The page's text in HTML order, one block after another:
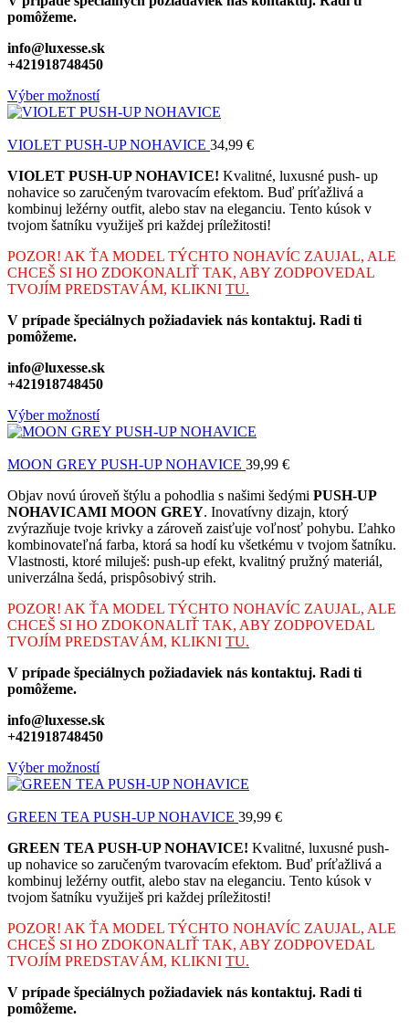
pomôžeme.
info@luxesse.sk
+421918748450
Výber možností
VIOLET PUSH-UP NOHAVICE 34,99 €
VIOLET PUSH-UP NOHAVICE! Kvalitné, luxusné push- up
nohavice so zaručeným tvarovacím efektom. Buď príťažlivá a
kombinuj ležérny outfit, alebo stav na eleganciu. Tento kúsok v
tvojom šatníku využiješ pri každej príležitosti!
POZOR! AK ŤA MODEL TÝCHTO NOHAVÍC ZAUJAL, ALE
CHCEŠ SI HO ZDOKONALIŤ TAK, ABY ZODPOVEDAL
TVOJÍM PREDSTAVÁM, KLIKNI TU.
V prípade špeciálnych požiadaviek nás kontaktuj. Radi ti
pomôžeme.
info@luxesse.sk
+421918748450
Výber možností
MOON GREY PUSH-UP NOHAVICE 39,99 €
Objav novú úroveň štýlu a pohodlia s našimi šedými PUSH-UP
NOHAVICAMI MOON GREY. Inovatívny dizajn, ktorý
zvýrazňuje tvoje krivky a zároveň zaisťuje voľnosť pohybu. Ľahko
kombinovateľná farba, ktorá sa hodí ku všetkému v tvojom šatníku.
Vlastnosti, ktoré miluješ: push-up efekt, kvalitný pružný materiál,
univerzálna šedá, prispôsobivý strih.
POZOR! AK ŤA MODEL TÝCHTO NOHAVÍC ZAUJAL, ALE
CHCEŠ SI HO ZDOKONALIŤ TAK, ABY ZODPOVEDAL
TVOJÍM PREDSTAVÁM, KLIKNI TU.
V prípade špeciálnych požiadaviek nás kontaktuj. Radi ti
pomôžeme.
info@luxesse.sk
+421918748450
Výber možností
GREEN TEA PUSH-UP NOHAVICE 39,99 €
GREEN TEA PUSH-UP NOHAVICE! Kvalitné, luxusné push-
up nohavice so zaručeným tvarovacím efektom. Buď príťažlivá a
kombinuj ležérny outfit, alebo stav na eleganciu. Tento kúsok v
tvojom šatníku využiješ pri každej príležitosti!
POZOR! AK ŤA MODEL TÝCHTO NOHAVÍC ZAUJAL, ALE
CHCEŠ SI HO ZDOKONALIŤ TAK, ABY ZODPOVEDAL
TVOJÍM PREDSTAVÁM, KLIKNI TU.
V prípade špeciálnych požiadaviek nás kontaktuj. Radi ti
pomôžeme.